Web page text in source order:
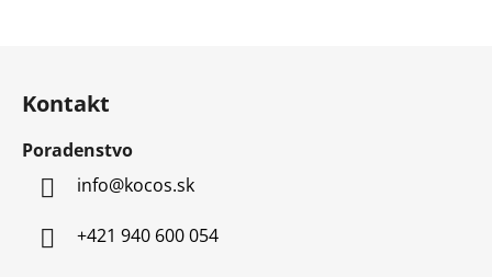
Kontakt
Poradenstvo
info@kocos.sk
+421 940 600 054